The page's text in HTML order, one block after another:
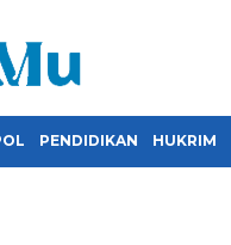
PENDIDIKAN HUKRIM